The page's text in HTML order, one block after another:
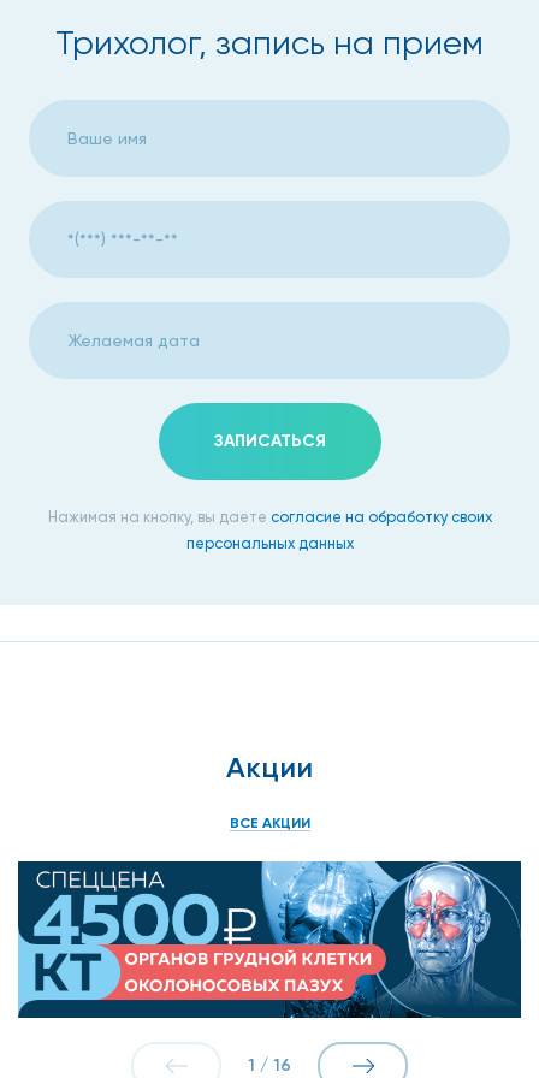
Ранняя седина.
Чрезмерное оволосение.
Псориаз, нейродерматит кожных покровов головы,
а также инфекционные поражения, которые
вызваны бактериями либо грибком.
Диагностика и терапия
Для диагностики болезни, кроме сбора анамнеза и
осмотра, трихолог на Профсоюзной назначает
инструментальные и лабораторные исследования, в
перечень которых могут входить:
Компьютерная трихоскопия.
Компьютерная микродиагностика.
Использование лампы Вуда, чтобы подтвердить
либо исключить грибковое или бактериальное
поражение кожи головы.
После постановки диагноза специалист назначит
индивидуальную терапию. Могут использоваться такие
результативные и безопасные методики:
Трихолог, запись на прием
ЗАПИСАТЬСЯ
Нажимая на кнопку, вы даете согласие на обработку своих
персональных данных
Акции
ВСЕ АКЦИИ
1 / 16